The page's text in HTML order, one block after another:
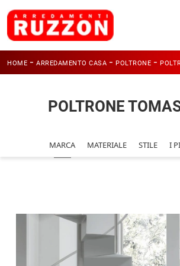
HOME - ARREDAMENTO CASA - POLTRONE -
POLTRONE
MARCA MATERIALE STILE I